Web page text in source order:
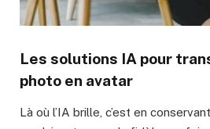
Les solutions IA pour
photo en avatar
Là où l’IA brille, c’est en